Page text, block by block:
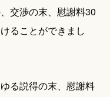
交渉の末、慰謝料30
ることができまし
る説得の末、慰謝料